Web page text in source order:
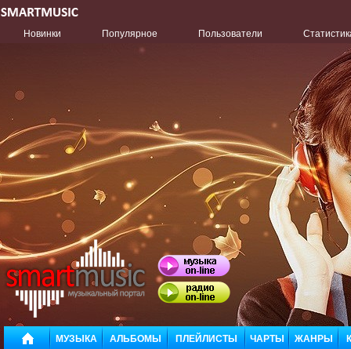
Новинки Популярное Пользователи
МУЗЫКА АЛЬБОМЫ ПЛЕЙЛИСТЫ ЧАРТЫ ЖАНРЫ